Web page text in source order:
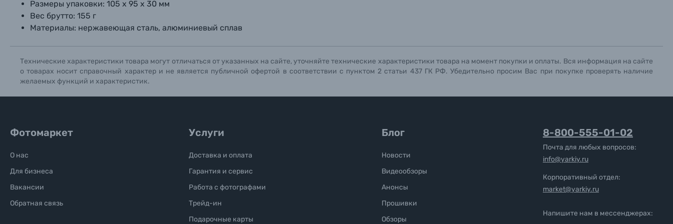
Солнцезащитные очки
Б/У фототехника (Комиссионные товары)
Уценённые товары
Размеры упаковки: 105 х 95 х 30 мм
Вес брутто: 155 г
Материалы: нержавеющая сталь, алюминиевый сплав
Технические характеристики товара могут отличаться от указанных на сайте, уточняйте технические характеристики товара на момент покупки и оплаты. Вся информация на сайте
о товарах носит справочный характер и не является публичной офертой в соответствии с пунктом 2 статьи 437 ГК РФ. Убедительно просим Вас при покупке проверять наличие
желаемых функций и характеристик.
Фотомаркет
О нас
Для бизнеса
Вакансии
Обратная связь
Услуги
Доставка и оплата
Гарантия и сервис
Работа с фотографами
Трейд-ин
Подарочные карты
Блог
Новости
Видеообзоры
Анонсы
Прошивки
Обзоры
8-800-555-01-02
Почта для любых вопросов:
info@yarkiy.ru
Корпоративный отдел:
market@yarkiy.ru
Напишите нам в мессенджерах: